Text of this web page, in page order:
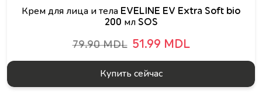
Крем для лица и тела EVELINE EV Extra Soft bio
200 мл SOS
79.90 MDL 51.99 MDL
Купить сейчас